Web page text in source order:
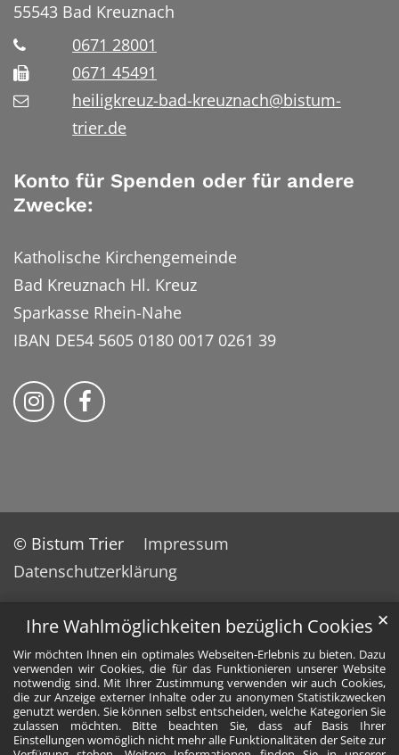
Ihre Wahlmöglichkeiten bezüglich Cookies
Wir möchten Ihnen ein optimales Webseiten-Erlebnis zu bieten. Dazu
verwenden wir Cookies, die für das Funktionieren unserer Website
notwendig sind. Mit Ihrer Zustimmung verwenden wir auch Cookies,
die zur Anzeige externer Inhalte oder zu anonymen Statistikzwecken
genutzt werden. Sie können selbst entscheiden, welche Kategorien Sie
zulassen möchten. Bitte beachten Sie, dass auf Basis Ihrer
Einstellungen womöglich nicht mehr alle Funktionalitäten der Seite zur
✕
55543 Bad Kreuznach
0671 28001
0671 45491
heiligkreuz-bad-kreuznach@bistum-
trier.de
Konto für Spenden oder für andere
Zwecke:
Katholische Kirchengemeinde
Bad Kreuznach Hl. Kreuz
Sparkasse Rhein-Nahe
IBAN DE54 5605 0180 0017 0261 39
Bistum Trier auf Instragram
Bistum Trier auf Facebook
© Bistum Trier
Impressum
Datenschutzerklärung